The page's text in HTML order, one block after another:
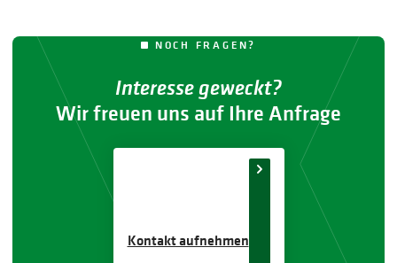
NOCH FRAGEN?
Interesse geweckt?
Wir freuen uns auf Ihre Anfrage
Kontakt aufnehmen